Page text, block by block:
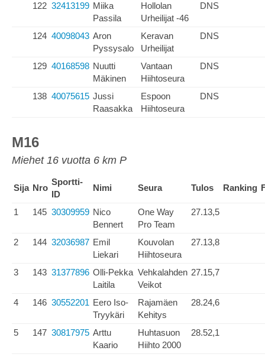
122 32413199 Miika
Passila
Hollolan
Urheilijat -46
DNS
124 40098043 Aron
Pyssysalo
Keravan
Urheilijat
DNS
129 40168598 Nuutti
Mäkinen
Vantaan
Hiihtoseura
DNS
138 40075615 Jussi
Raasakka
Espoon
Hiihtoseura
DNS
M16
Miehet 16 vuotta 6 km P
Sija Nro
Sportti-
ID
Nimi Seura Tulos Ranking
1 145 30309959 Nico
Bennert
One Way
Pro Team
27.13,5
2 144 32036987 Emil
Liekari
Kouvolan
Hiihtoseura
27.13,8
3 143 31377896 Olli-Pekka
Laitila
Vehkalahden
Veikot
27.15,7
4 146 30552201 Eero Iso-
Tryykäri
Rajamäen
Kehitys
28.24,6
5 147 30817975 Arttu
Kaario
Huhtasuon
Hiihto 2000
28.52,1